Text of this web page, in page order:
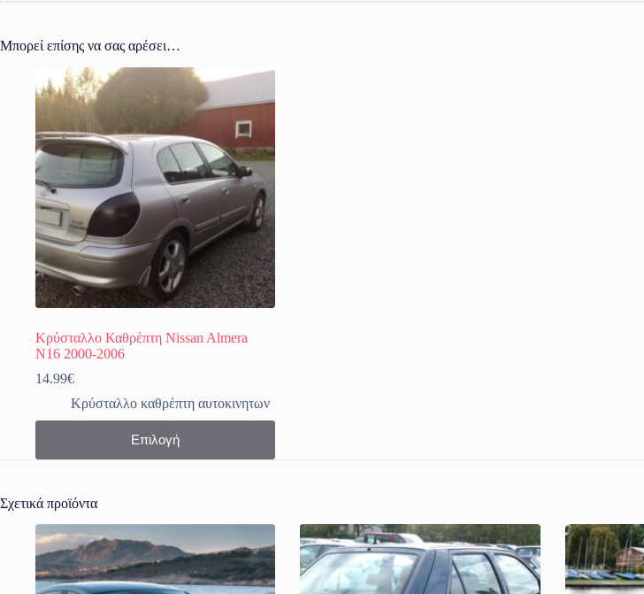
Μπορεί επίσης να σας αρέσει…
Κρύσταλλο Καθρέπτη Nissan Almera
N16 2000-2006
14.99€
Κρύσταλλο καθρέπτη αυτοκινητων
Επιλογή
Αυτό
προϊόν
παραλλαγές.
Οι
επιλογές
μπορούν
να
επιλεγούν
Σχετικά προϊόντα